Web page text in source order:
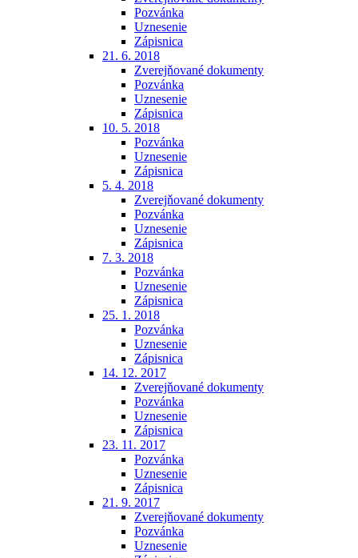
Pozvánka
Uznesenie
Zápisnica
21. 6. 2018
Zverejňované dokumenty
Pozvánka
Uznesenie
Zápisnica
10. 5. 2018
Pozvánka
Uznesenie
Zápisnica
5. 4. 2018
Zverejňované dokumenty
Pozvánka
Uznesenie
Zápisnica
7. 3. 2018
Pozvánka
Uznesenie
Zápisnica
25. 1. 2018
Pozvánka
Uznesenie
Zápisnica
14. 12. 2017
Zverejňované dokumenty
Pozvánka
Uznesenie
Zápisnica
23. 11. 2017
Pozvánka
Uznesenie
Zápisnica
21. 9. 2017
Zverejňované dokumenty
Pozvánka
Uznesenie